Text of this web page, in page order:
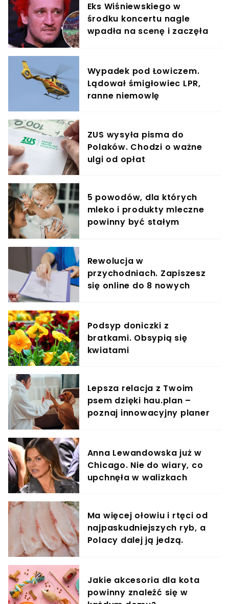
Eks Wiśniewskiego w
środku koncertu nagle
wpadła na scenę i zaczęła
Wypadek pod Łowiczem.
Lądował śmigłowiec LPR,
ranne niemowlę
ZUS wysyła pisma do
Polaków. Chodzi o ważne
ulgi od opłat
5 powodów, dla których
mleko i produkty mleczne
powinny być stałym
Rewolucja w
przychodniach. Zapiszesz
się online do 8 nowych
Podsyp doniczki z
bratkami. Obsypią się
kwiatami
Lepsza relacja z Twoim
psem dzięki hau.plan –
poznaj innowacyjny planer
Anna Lewandowska już w
Chicago. Nie do wiary, co
upchnęła w walizkach
Ma więcej ołowiu i rtęci od
najpaskudniejszych ryb, a
Polacy dalej ją jedzą.
Jakie akcesoria dla kota
powinny znaleźć się w